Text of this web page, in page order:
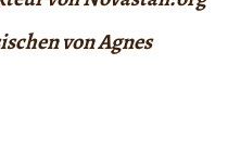
von Agnes